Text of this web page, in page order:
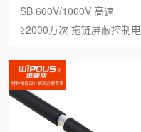
SB 600V/1000V 高速
≥2000万次 拖链屏蔽控制电